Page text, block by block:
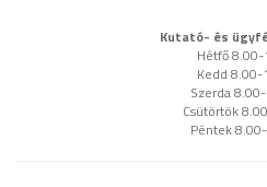
Kutató- és
Hétfő
Kedd 8.00-
Szerda
Csütörtök
Péntek